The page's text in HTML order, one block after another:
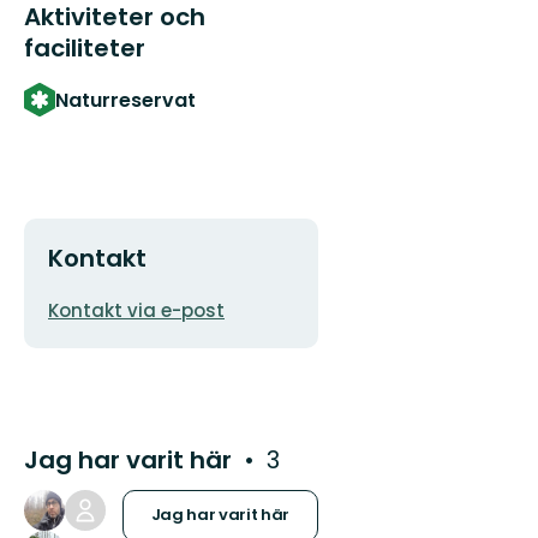
Aktiviteter och
faciliteter
Naturreservat
Kontakt
E-
Kontakt via e-post
Jag har varit här 3
Jag har varit här